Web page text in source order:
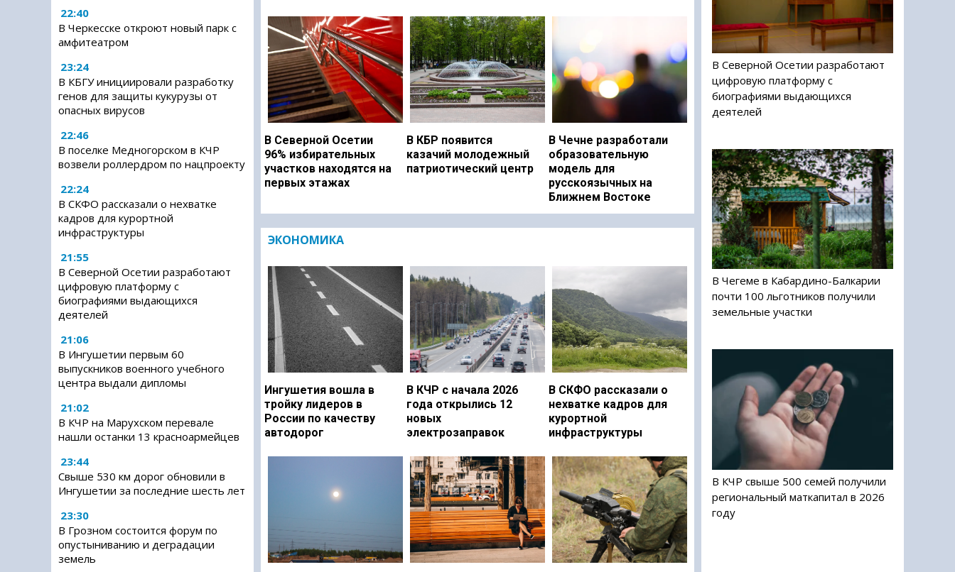
22:40
В Черкесске откроют новый парк с
амфитеатром
23:24
В КБГУ инициировали разработку
генов для защиты кукурузы от
опасных вирусов
22:46
В поселке Медногорском в КЧР
возвели роллердром по нацпроекту
22:24
В СКФО рассказали о нехватке
кадров для курортной
инфраструктуры
21:55
В Северной Осетии разработают
цифровую платформу с
биографиями выдающихся
деятелей
21:06
В Ингушетии первым 60
выпускников военного учебного
центра выдали дипломы
21:02
В КЧР на Марухском перевале
нашли останки 13 красноармейцев
23:44
Свыше 530 км дорог обновили в
Ингушетии за последние шесть лет
23:30
В Грозном состоится форум по
опустыниванию и деградации
земель
В Северной Осетии
96% избирательных
участков находятся на
первых этажах
В КБР появится
казачий молодежный
патриотический центр
В Чечне разработали
образовательную
модель для
русскоязычных на
Ближнем Востоке
ЭКОНОМИКА
Ингушетия вошла в
тройку лидеров в
России по качеству
автодорог
В КЧР с начала 2026
года открылись 12
новых
электрозаправок
В СКФО рассказали о
нехватке кадров для
курортной
инфраструктуры
В Северной Осетии разработают
цифровую платформу с
биографиями выдающихся
деятелей
В Чегеме в Кабардино-Балкарии
почти 100 льготников получили
земельные участки
В КЧР свыше 500 семей получили
региональный маткапитал в 2026
году